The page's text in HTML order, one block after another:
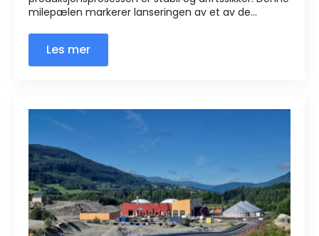
milepælen markerer lanseringen av et av de...
Les mer